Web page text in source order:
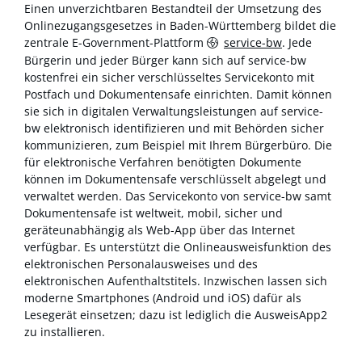
Einen unverzichtbaren Bestandteil der Umsetzung des
Onlinezugangsgesetzes in Baden-Württemberg bildet die
zentrale E-Government-Plattform
service-bw. Jede
Bürgerin und jeder Bürger kann sich auf service-bw
kostenfrei ein sicher verschlüsseltes Servicekonto mit
Postfach und Dokumentensafe einrichten. Damit können
sie sich in digitalen Verwaltungsleistungen auf service-
bw elektronisch identifizieren und mit Behörden sicher
kommunizieren, zum Beispiel mit Ihrem Bürgerbüro. Die
für elektronische Verfahren benötigten Dokumente
können im Dokumentensafe verschlüsselt abgelegt und
verwaltet werden. Das Servicekonto von service-bw samt
Dokumentensafe ist weltweit, mobil, sicher und
geräteunabhängig als Web-App über das Internet
verfügbar. Es unterstützt die Onlineausweisfunktion des
elektronischen Personalausweises und des
elektronischen Aufenthaltstitels. Inzwischen lassen sich
moderne Smartphones (Android und iOS) dafür als
Lesegerät einsetzen; dazu ist lediglich die AusweisApp2
zu installieren.